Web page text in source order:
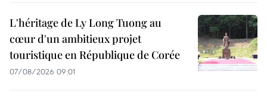
L'héritage de Ly Long Tuong au
cœur d'un ambitieux projet
touristique en République de Corée
07/08/2026 09:01